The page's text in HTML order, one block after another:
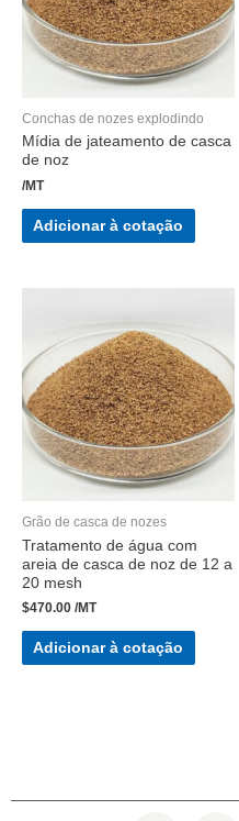
Conchas de nozes explodindo
Mídia de jateamento de casca
de noz
/MT
Adicionar à cotação
Grão de casca de nozes
Tratamento de água com
areia de casca de noz de 12 a
20 mesh
$470.00 /MT
Adicionar à cotação